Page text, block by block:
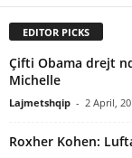
EDITOR PICKS
Çifti Obama drejt
Michelle
Lajmetshqip - 2 April,
Roxher Kohen: